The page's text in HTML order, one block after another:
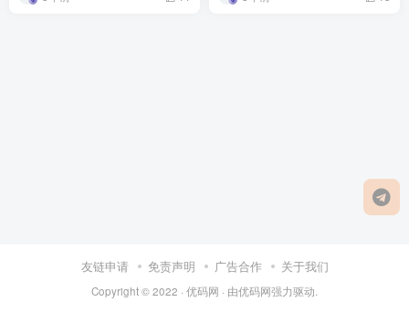
友链申请 免责声明 广告合作 关于我们
Copyright © 2022 · 优码网 · 由优码网强力驱动.